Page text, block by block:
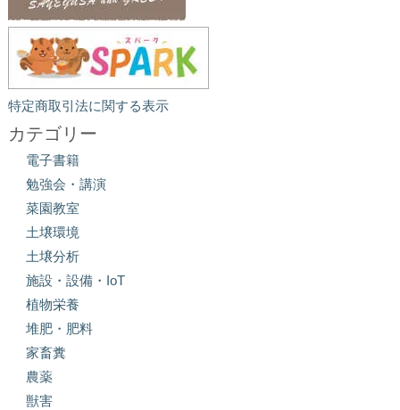
特定商取引法に関する表示
カテゴリー
電子書籍
勉強会・講演
菜園教室
土壌環境
土壌分析
施設・設備・IoT
植物栄養
堆肥・肥料
家畜糞
農薬
獣害